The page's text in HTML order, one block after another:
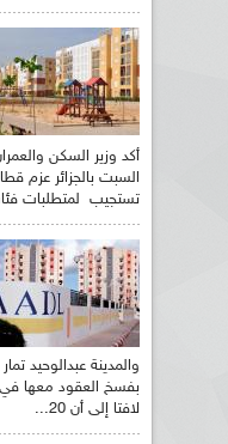
أكد وزير السكن
السبت بالجزائر عزم
تستجيب لمتطلبات
والمدينة عبدالوحيد
بفسخ العقود معها في
لافتا إلى أن 20...